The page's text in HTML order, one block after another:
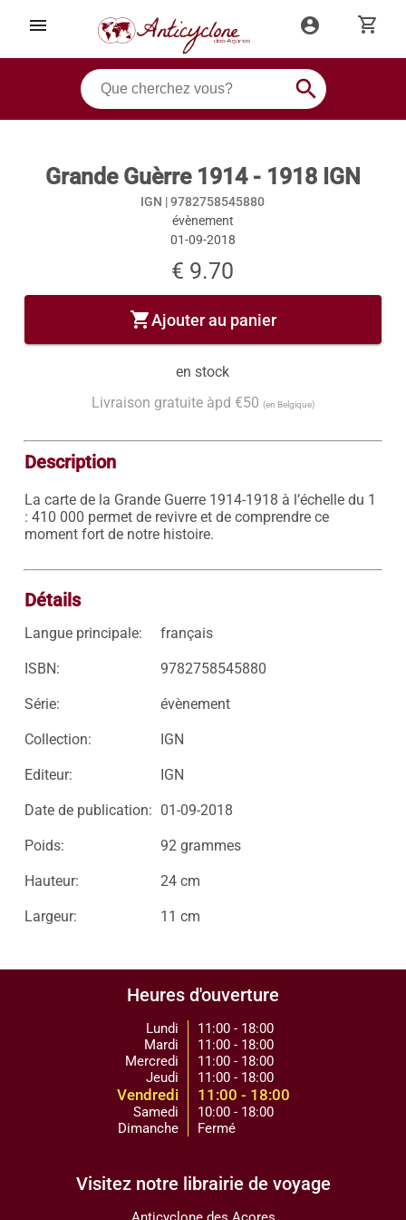
menu account_circle shopping_cart
search
Grande Guèrre 1914 - 1918 IGN
IGN |9782758545880
évènement
01-09-2018
€ 9.70
shopping_cartAjouter au panier
en stock
Livraison gratuite àpd €50 (en Belgique)
Description
La carte de la Grande Guerre 1914-1918 à l’échelle du 1
: 410 000 permet de revivre et de comprendre ce
moment fort de notre histoire.
Détails
Langue principale: français
ISBN: 9782758545880
Série: évènement
Collection: IGN
Editeur: IGN
Date de publication: 01-09-2018
Poids: 92 grammes
Hauteur: 24 cm
Largeur: 11 cm
Heures d'ouverture
Lundi
Mardi
Mercredi
Jeudi
Vendredi
Samedi
Dimanche
11:00 - 18:00
11:00 - 18:00
11:00 - 18:00
11:00 - 18:00
11:00 - 18:00
10:00 - 18:00
Fermé
Visitez notre librairie de voyage